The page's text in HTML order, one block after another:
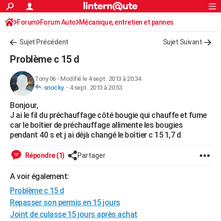
ACTUALITÉS
Politique
Société
Faits Divers
Education
Monde
Villes
+
FINANCE
Retraite
Impôts
Epargne
Immobilier
Risques naturels par ville
Banque
Assurance
Crédit
AUTO
Essais
Réserver un essai
Citadines
Berlines
SUV
Forum auto
+HIGH-TECH
Mobiles
Meilleur smartphone
Internet
Ordinateurs
Jeux vidéo
Guide high-tech
+BRICOLAGE
Forum
Aménagement intérieur
Extérieur
Cuisine
Salle de bains
Jardinage
Rangement
WEEK-END
LIFESTYLE
Art de vivre
Bien-être
Loisirs
Mode
Modes de vie
SANTE
Alimentation
Guide de la santé
Maladies
Médicaments
Sommeil
VOYAGE
Rechercher
S'inscrire
Connexion
Forum Forum Auto Mécanique, entretien et pannes
Sujet Précédent Sujet Suivant
Problème c 15 d
Tony 06- Modifié le 4 sept. 2013 à 20:34
snocky. - 4 sept. 2013 à 20:53
Bonjour,
J ai le fil du préchauffage côté bougie qui chauffe et fume
car le boîtier de préchauffage allimente les bougies
pendant 40 s et j ai déjà changé le boîtier c 15 1,7 d
Répondre (1) Partager
A voir également:
Problème c 15 d
Repasser son permis en 15 jours
Joint de culasse 15 jours après achat